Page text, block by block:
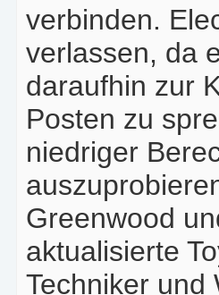
verbinden.
verlassen, da
daraufhin zur
Posten zu
niedriger
Greenwood
aktualisierte
Techniker und